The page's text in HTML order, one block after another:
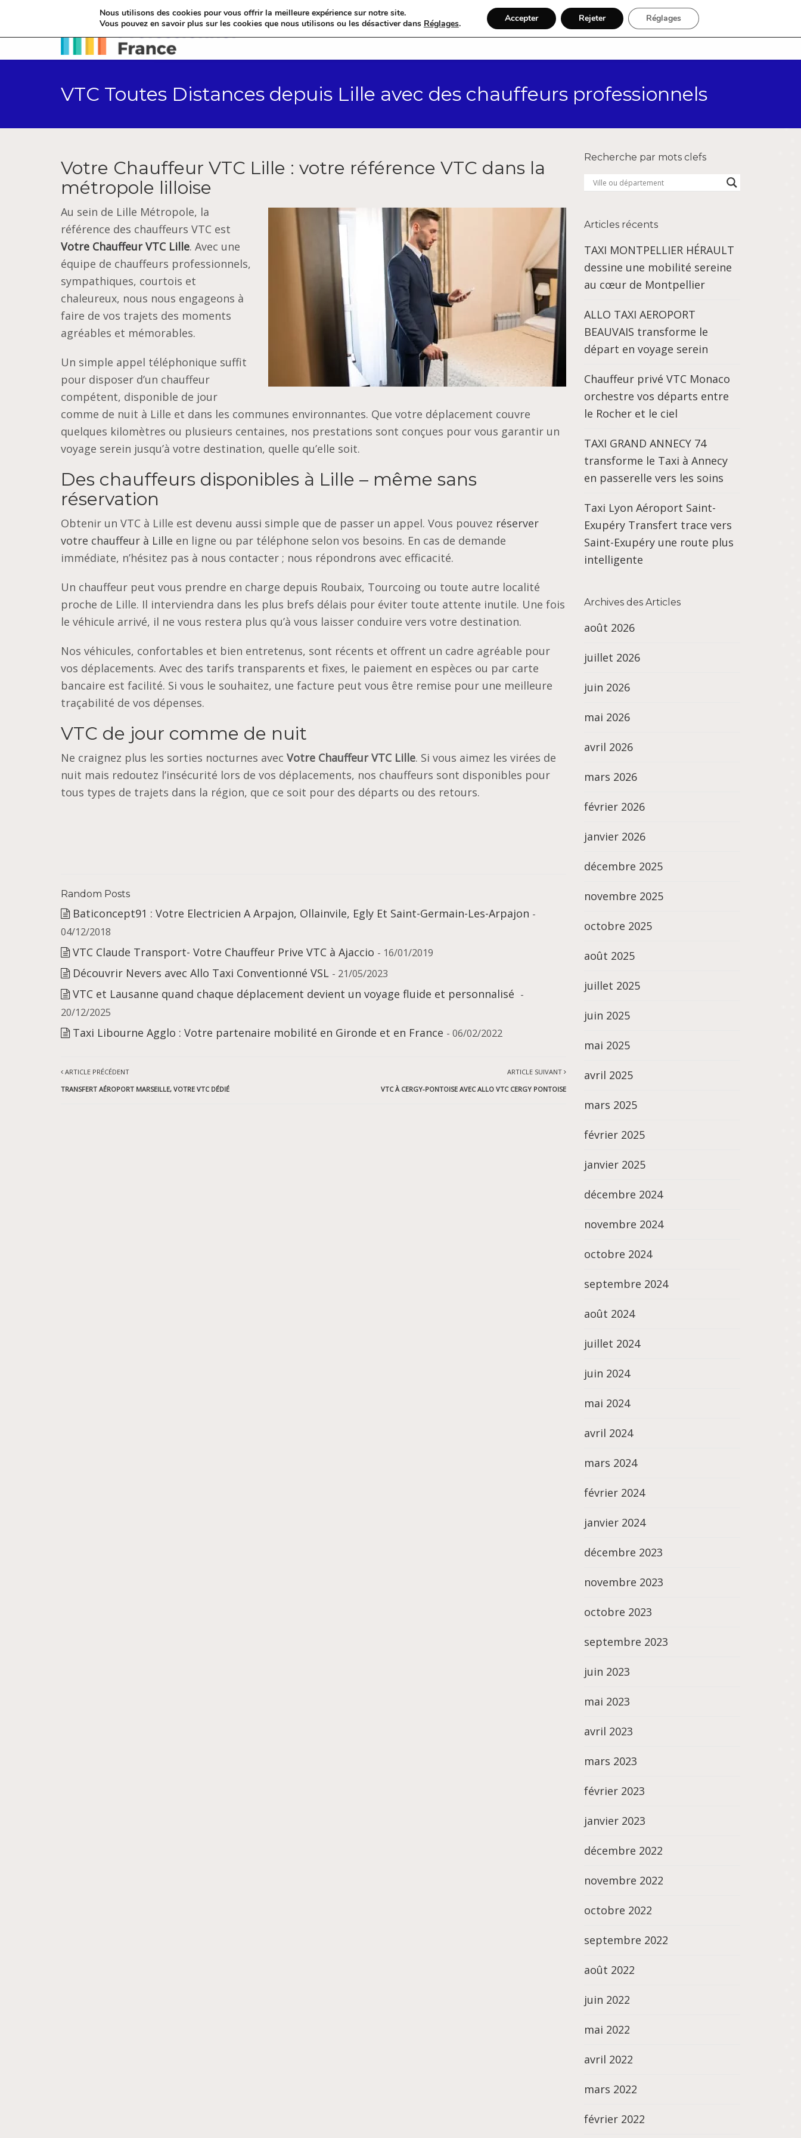
Accueil Catégories Par région Inscription
VTC Toutes Distances depuis Lille avec des chauffeurs professionnels
Votre Chauffeur VTC Lille : votre référence VTC dans la
métropole lilloise
Au sein de Lille Métropole, la
référence des chauffeurs VTC est
Votre Chauffeur VTC Lille. Avec une
équipe de chauffeurs professionnels,
sympathiques, courtois et
chaleureux, nous nous engageons à
faire de vos trajets des moments
agréables et mémorables.
Un simple appel téléphonique suffit
pour disposer d’un chauffeur
compétent, disponible de jour
comme de nuit à Lille et dans les communes environnantes. Que votre déplacement couvre
quelques kilomètres ou plusieurs centaines, nos prestations sont conçues pour vous garantir un
voyage serein jusqu’à votre destination, quelle qu’elle soit.
Des chauffeurs disponibles à Lille – même sans
réservation
Obtenir un VTC à Lille est devenu aussi simple que de passer un appel. Vous pouvez réserver
votre chauffeur à Lille en ligne ou par téléphone selon vos besoins. En cas de demande
immédiate, n’hésitez pas à nous contacter ; nous répondrons avec efficacité.
Un chauffeur peut vous prendre en charge depuis Roubaix, Tourcoing ou toute autre localité
proche de Lille. Il interviendra dans les plus brefs délais pour éviter toute attente inutile. Une fois
le véhicule arrivé, il ne vous restera plus qu’à vous laisser conduire vers votre destination.
Nos véhicules, confortables et bien entretenus, sont récents et offrent un cadre agréable pour
vos déplacements. Avec des tarifs transparents et fixes, le paiement en espèces ou par carte
bancaire est facilité. Si vous le souhaitez, une facture peut vous être remise pour une meilleure
traçabilité de vos dépenses.
VTC de jour comme de nuit
Ne craignez plus les sorties nocturnes avec Votre Chauffeur VTC Lille. Si vous aimez les virées de
nuit mais redoutez l’insécurité lors de vos déplacements, nos chauffeurs sont disponibles pour
tous types de trajets dans la région, que ce soit pour des départs ou des retours.
Random Posts
Baticoncept91 : Votre Electricien A Arpajon, Ollainvile, Egly Et Saint-Germain-Les-Arpajon -
04/12/2018
VTC Claude Transport- Votre Chauffeur Prive VTC à Ajaccio - 16/01/2019
Découvrir Nevers avec Allo Taxi Conventionné VSL - 21/05/2023
VTC et Lausanne quand chaque déplacement devient un voyage fluide et personnalisé -
20/12/2025
Taxi Libourne Agglo : Votre partenaire mobilité en Gironde et en France - 06/02/2022
ARTICLE PRÉCÉDENT
TRANSFERT AÉROPORT MARSEILLE, VOTRE VTC DÉDIÉ
ARTICLE SUIVANT
VTC À CERGY-PONTOISE AVEC ALLO VTC CERGY PONTOISE
Recherche par mots clefs
Articles récents
TAXI MONTPELLIER HÉRAULT
dessine une mobilité sereine
au cœur de Montpellier
ALLO TAXI AEROPORT
BEAUVAIS transforme le
départ en voyage serein
Chauffeur privé VTC Monaco
orchestre vos départs entre
le Rocher et le ciel
TAXI GRAND ANNECY 74
transforme le Taxi à Annecy
en passerelle vers les soins
Taxi Lyon Aéroport Saint-
Exupéry Transfert trace vers
Saint-Exupéry une route plus
intelligente
Archives des Articles
août 2026
juillet 2026
juin 2026
mai 2026
avril 2026
mars 2026
février 2026
janvier 2026
décembre 2025
novembre 2025
octobre 2025
août 2025
juillet 2025
juin 2025
mai 2025
avril 2025
mars 2025
février 2025
janvier 2025
décembre 2024
novembre 2024
octobre 2024
septembre 2024
août 2024
juillet 2024
juin 2024
mai 2024
avril 2024
mars 2024
février 2024
janvier 2024
décembre 2023
novembre 2023
octobre 2023
septembre 2023
juin 2023
mai 2023
avril 2023
mars 2023
février 2023
janvier 2023
décembre 2022
novembre 2022
octobre 2022
septembre 2022
août 2022
juin 2022
mai 2022
avril 2022
mars 2022
février 2022
Nous utilisons des cookies pour vous offrir la meilleure expérience sur notre site.
Vous pouvez en savoir plus sur les cookies que nous utilisons ou les désactiver dans Réglages. Accepter Rejeter Réglages